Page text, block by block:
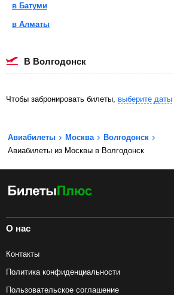
в Батуми
в Алматы
в Волгодонск
Чтобы забронировать билеты, выберите даты
Авиабилеты Москва
Волгодонск
Авиабилеты из Москвы в Волгодонск
О нас
Контакты
Политика конфиденциальности
Пользовательское соглашение